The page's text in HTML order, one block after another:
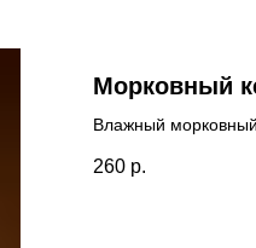
Морковный
Влажный морковный
и крепкой корочкой.
260 р.